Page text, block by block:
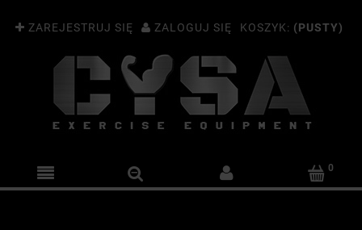
ZAREJESTRUJ SIĘ ZALOGUJ SIĘ KOSZYK: (PUSTY)